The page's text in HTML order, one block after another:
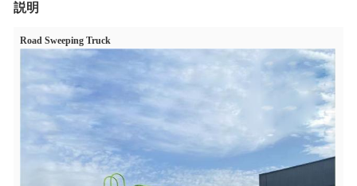
説明
Road Sweeping Truck